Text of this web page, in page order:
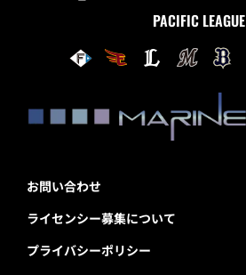
PACIFIC LEAGUE
お問い合わせ
ライセンシー募集について
プライバシーポリシー